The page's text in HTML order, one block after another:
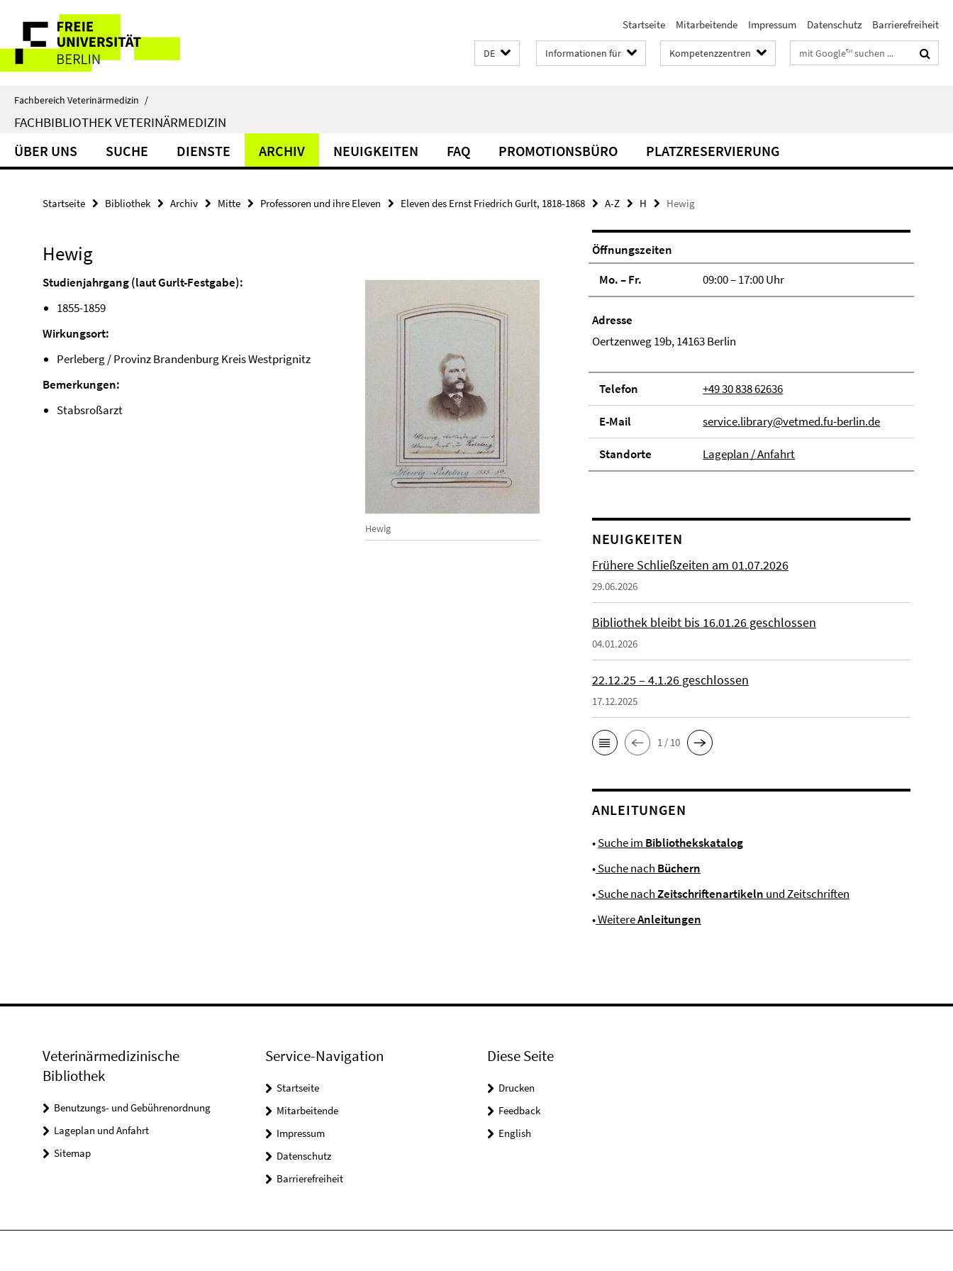
direkt
Inhalt
Service-
Navigation
Startseite Mitarbeitende Impressum Datenschutz Barrierefreiheit
DE Informationen für Kompetenzzentren Suchbegriffe
Fachbereich Veterinärmedizin /
FACHBIBLIOTHEK VETERINÄRMEDIZIN
ÜBER UNS SUCHE DIENSTE ARCHIV NEUIGKEITEN FAQ PROMOTIONSBÜRO PLATZRESERVIERUNG
Startseite Bibliothek Archiv Mitte Professoren und ihre Eleven Eleven des Ernst Friedrich Gurlt, 1818-1868 A-Z H Hewig
Hewig
Hewig
Studienjahrgang (laut Gurlt-Festgabe):
1855-1859
Wirkungsort:
Perleberg / Provinz Brandenburg Kreis Westprignitz
Bemerkungen:
Stabsroßarzt
Öffnungszeiten
Mo. – Fr.
09:00 – 17:00 Uhr
Adresse
Oertzenweg 19b, 14163 Berlin
Telefon +49 30 838 62636
E-Mail service.library@vetmed.fu-berlin.de
Stand­orte Lageplan / Anfahrt
NEUIGKEITEN
Frühere Schließzeiten am 01.07.2026
29.06.2026
Bibliothek bleibt bis 16.01.26 geschlossen
04.01.2026
22.12.25 – 4.1.26 geschlossen
17.12.2025
1 / 10
ANLEITUNGEN
•Suche im Bibliothekskatalog
•Suche nach Büchern
•Suche nachZeitschriftenartikeln und Zeitschriften
•WeitereAnleitungen
Veterinärmedizinische
Bibliothek
Benutzungs- und Gebührenordnung
Lageplan und Anfahrt
Sitemap
Service-Navigation
Startseite
Mitarbeitende
Impressum
Datenschutz
Barrierefreiheit
Diese Seite
Drucken
Feedback
English